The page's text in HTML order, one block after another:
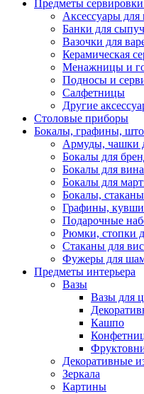
Предметы сервировки
Аксессуары для
Банки для
Вазочки для
Керамическая
Менажницы и
Подносы и
Салфетницы
Другие
Столовые приборы
Бокалы, графины,
Армуды, чашки
Бокалы для
Бокалы для вина
Бокалы для
Бокалы,
Графины,
Подарочные
Рюмки, стопки
Стаканы для
Фужеры для
Предметы интерьера
Вазы
Вазы для
Кашпо
Декоративные
Зеркала
Картины